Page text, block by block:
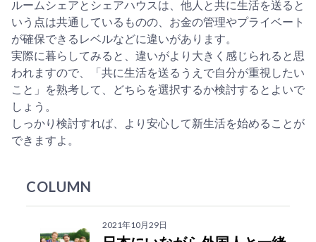
ルームシェアとシェアハウスは、他人と共に生活を送ると
いう点は共通しているものの、お金の管理やプライベート
が確保できるレベルなどに違いがあります。
実際に暮らしてみると、違いがより大きく感じられると思
われますので、「共に生活を送るうえで自分が重視したい
こと」を熟考して、どちらを選択するか検討するとよいで
しょう。
しっかり検討すれば、より安心して新生活を始めることが
できますよ。
COLUMN
2021年10月29日